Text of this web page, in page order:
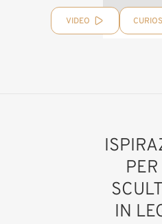
VIDEO
IN